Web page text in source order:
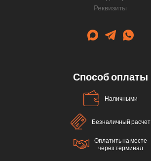
Реквизиты
Способ оплаты
Наличными
Безналичный расчет
Оплатить на месте
через терминал